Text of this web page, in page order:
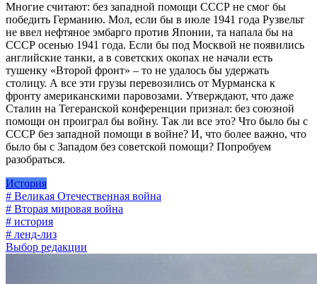
Многие считают: без западной помощи СССР не смог бы
победить Германию. Мол, если бы в июле 1941 года Рузвельт
не ввел нефтяное эмбарго против Японии, та напала бы на
СССР осенью 1941 года. Если бы под Москвой не появились
английские танки, а в советских окопах не начали есть
тушенку «Второй фронт» – то не удалось бы удержать
столицу. А все эти грузы перевозились от Мурманска к
фронту американскими паровозами. Утверждают, что даже
Сталин на Тегеранской конференции признал: без союзной
помощи он проиграл бы войну. Так ли все это? Что было бы с
СССР без западной помощи в войне? И, что более важно, что
было бы с Западом без советской помощи? Попробуем
разобраться.
История
# Великая Отечественная война
# Вторая мировая война
# история
# ленд-лиз
Выбор редакции